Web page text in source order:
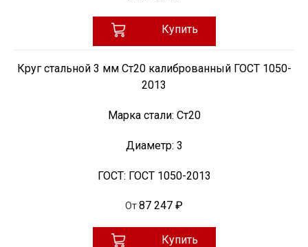
Купить
Круг стальной 3 мм Ст20 калиброванный ГОСТ 1050-
2013
Марка стали: Ст20
Диаметр: 3
ГОСТ: ГОСТ 1050-2013
От87 247 ₽
Купить